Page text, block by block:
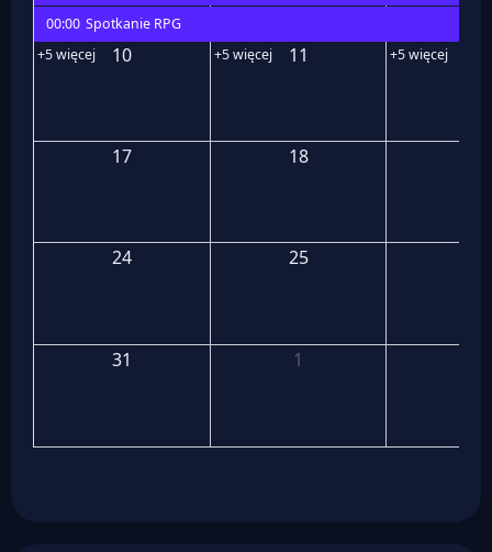
00:00 Spotkanie RPG
+5 więcej
+5 więcej +5 więcej
10 11
17 18
24 25
31 1